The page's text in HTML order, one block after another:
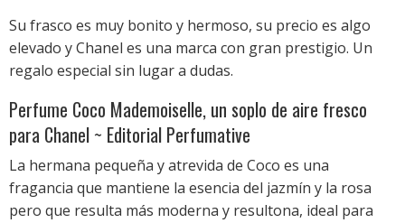
Su frasco es muy bonito y hermoso, su precio es algo
elevado y Chanel es una marca con gran prestigio. Un
regalo especial sin lugar a dudas.
Perfume Coco Mademoiselle, un soplo de aire fresco
para Chanel ~ Editorial Perfumative
La hermana pequeña y atrevida de Coco es una
fragancia que mantiene la esencia del jazmín y la rosa
pero que resulta más moderna y resultona, ideal para